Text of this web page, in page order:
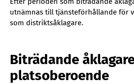
utnämnas till tjänsteförhållande för
som distriktsåklagare.
Biträdande
platsoberoende